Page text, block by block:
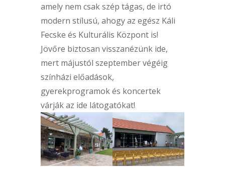
amely nem csak szép tágas, de irtó
modern stílusú, ahogy az egész Káli
Fecske és Kulturális Központ is!
Jövőre biztosan visszanézünk ide,
mert májustól szeptember végéig
színházi előadások,
gyerekprogramok és koncertek
várják az ide látogatókat!